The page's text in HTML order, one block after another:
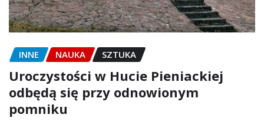
INNE NAUKA SZTUKA
Uroczystości w Hucie Pieniackiej
odbędą się przy odnowionym
pomniku